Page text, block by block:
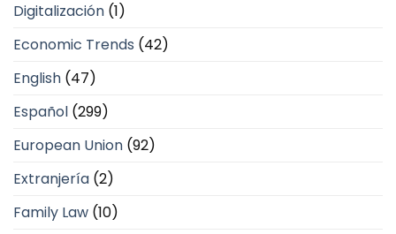
Digitalización (1)
Economic Trends (42)
English (47)
Español (299)
European Union (92)
Extranjería (2)
Family Law (10)